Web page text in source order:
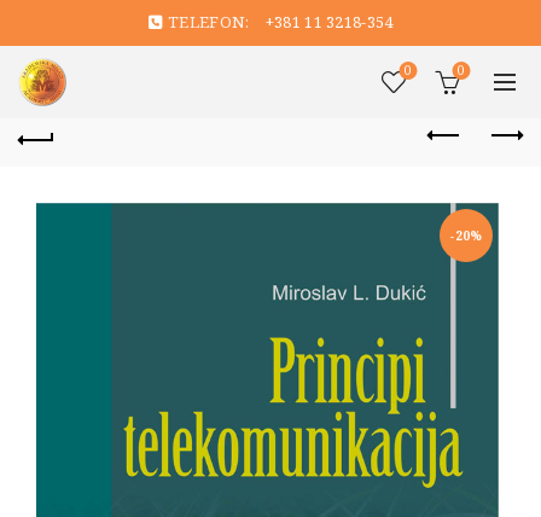
TELEFON: +381 11 3218-354
0 0
-20%